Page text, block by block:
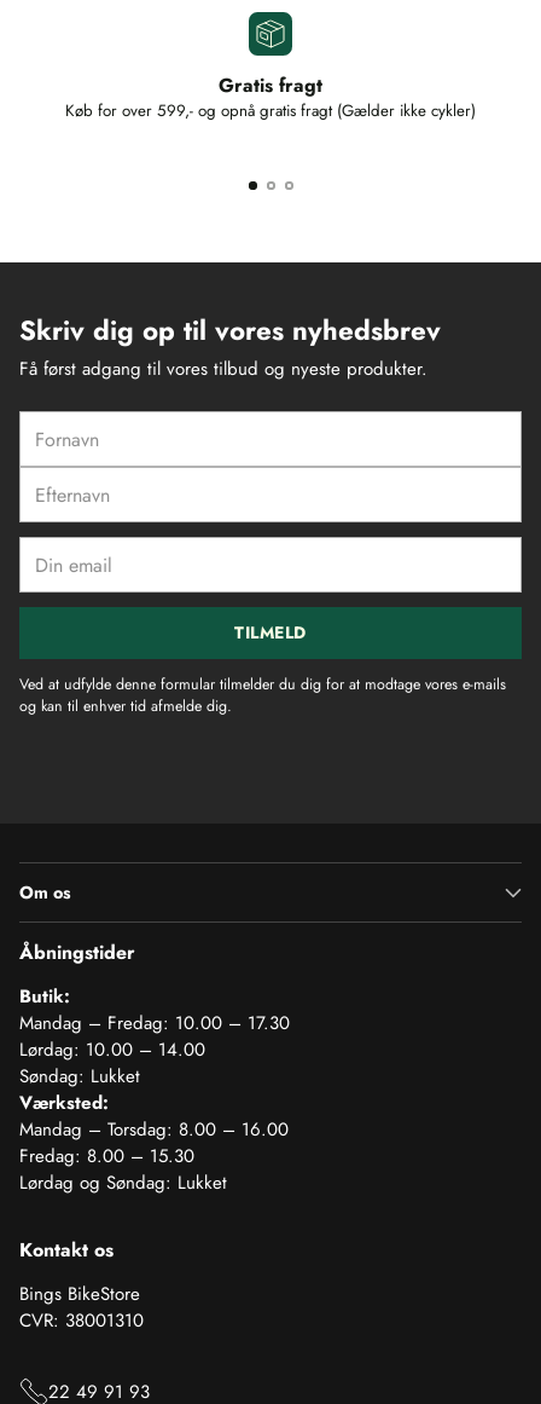
Gratis fragt
Køb for over 599,- og opnå gratis fragt (Gælder ikke cykler)
Skriv dig op til vores nyhedsbrev
Få først adgang til vores tilbud og nyeste produkter.
email
TILMELD
Ved at udfylde denne formular tilmelder du dig for at modtage vores e-mails
og kan til enhver tid afmelde dig.
Om os
Åbningstider
Butik:
Mandag – Fredag: 10.00 – 17.30
Lørdag: 10.00 – 14.00
Søndag: Lukket
Værksted:
Mandag – Torsdag: 8.00 – 16.00
Fredag: 8.00 – 15.30
Lørdag og Søndag: Lukket
Kontakt os
Bings BikeStore
CVR: 38001310
22 49 91 93